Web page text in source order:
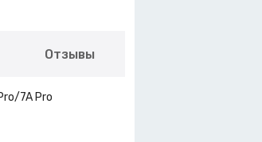
Отзывы
7A Pro